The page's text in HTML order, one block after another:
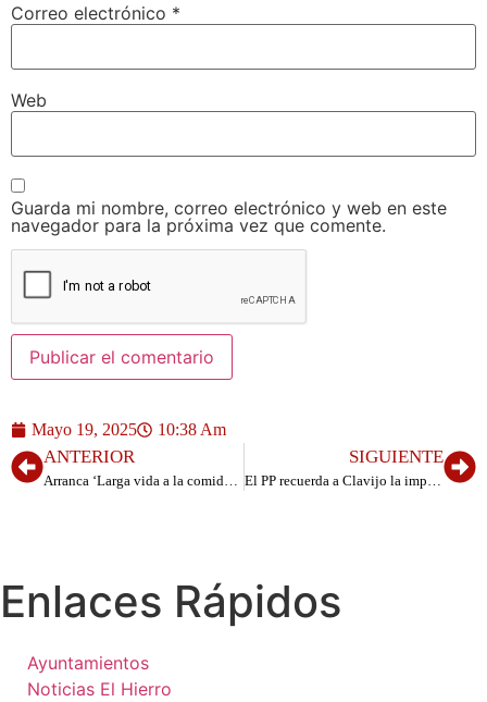
Correo electrónico *
Web
Guarda mi nombre, correo electrónico y web en este
navegador para la próxima vez que comente.
Mayo 19, 2025 10:38 Am
ANTERIOR
Arranca ‘Larga vida a la comida’ con 80 talleres para concienciar sobre el desperdicio alimentario
SIGUIENTE
El PP recuerda a Clavijo la importancia de resolver las demandas de vecinos y colectivos de La Restinga
Enlaces Rápidos
Ayuntamientos
Noticias El Hierro